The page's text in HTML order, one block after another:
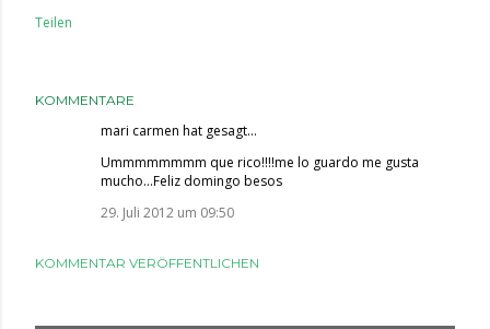
Teilen
KOMMENTARE
mari carmen hat gesagt…
Ummmmmmmm que rico!!!!me lo guardo me gusta
mucho...Feliz domingo besos
29. Juli 2012 um 09:50
KOMMENTAR VERÖFFENTLICHEN